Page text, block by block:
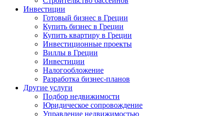
Инвестиции
Готовый бизнес в Греции
Купить бизнес в Греции
Купить квартиру в Греции
Инвестиционные проекты
Виллы в Греции
Инвестиции
Налогообложение
Разработка бизнес-планов
Другие услуги
Подбор недвижимости
Юридическое сопровождение
Управление недвижимостью